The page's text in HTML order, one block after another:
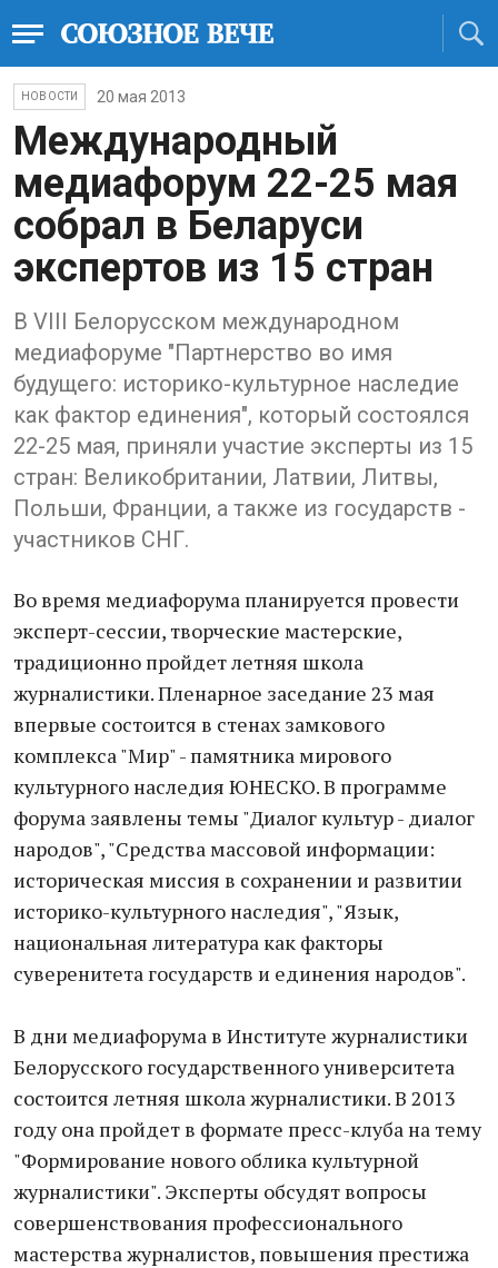
НОВОСТИ 20 мая 2013
Международный
медиафорум 22-25 мая
собрал в Беларуси
экспертов из 15 стран
В VIII Белорусском международном
медиафоруме "Партнерство во имя
будущего: историко-культурное наследие
как фактор единения", который состоялся
22-25 мая, приняли участие эксперты из 15
стран: Великобритании, Латвии, Литвы,
Польши, Франции, а также из государств -
участников СНГ.
Во время медиафорума планируется провести
эксперт-сессии, творческие мастерские,
традиционно пройдет летняя школа
журналистики. Пленарное заседание 23 мая
впервые состоится в стенах замкового
комплекса "Мир" - памятника мирового
культурного наследия ЮНЕСКО. В программе
форума заявлены темы "Диалог культур - диалог
народов", "Средства массовой информации:
историческая миссия в сохранении и развитии
историко-культурного наследия", "Язык,
национальная литература как факторы
суверенитета государств и единения народов".
В дни медиафорума в Институте журналистики
Белорусского государственного университета
состоится летняя школа журналистики. В 2013
году она пройдет в формате пресс-клуба на тему
"Формирование нового облика культурной
журналистики". Эксперты обсудят вопросы
совершенствования профессионального
мастерства журналистов, повышения престижа